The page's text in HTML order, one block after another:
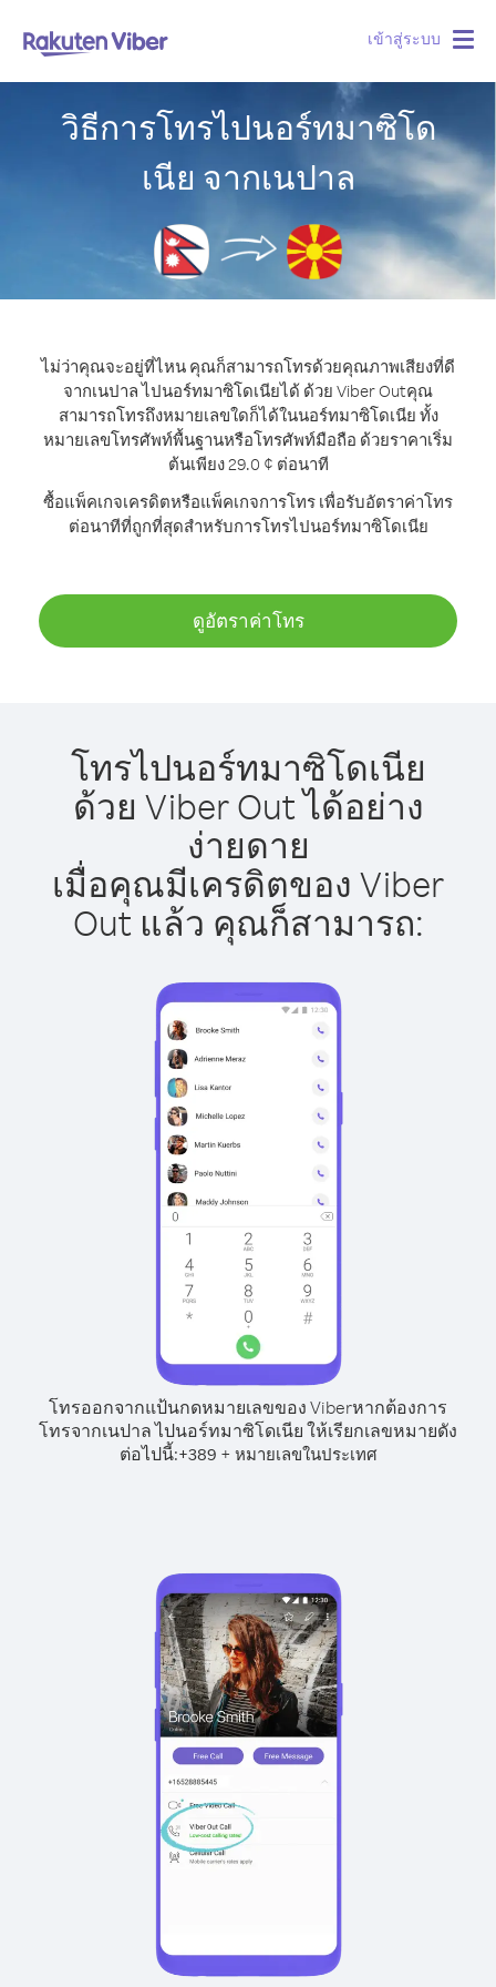
เข้าสู่ระบบ
วิธีการโทรไปนอร์ทมาซิโด
เนีย จากเนปาล
ไม่ว่าคุณจะอยู่ที่ไหน คุณก็สามารถโทรด้วยคุณภาพเสียงที่ดี
จากเนปาล ไปนอร์ทมาซิโดเนียได้ ด้วย Viber Outคุณ
สามารถโทรถึงหมายเลขใดก็ได้ในนอร์ทมาซิโดเนีย ทั้ง
หมายเลขโทรศัพท์พื้นฐานหรือโทรศัพท์มือถือ ด้วยราคาเริ่ม
ต้นเพียง 29.0 ¢ ต่อนาที
ซื้อแพ็คเกจเครดิตหรือแพ็คเกจการโทร เพื่อรับอัตราค่าโทร
ต่อนาทีที่ถูกที่สุดสำหรับการโทรไปนอร์ทมาซิโดเนีย
ดูอัตราค่าโทร
โทรไปนอร์ทมาซิโดเนีย
ด้วย Viber Out ได้อย่าง
ง่ายดาย
เมื่อคุณมีเครดิตของ Viber
Out แล้ว คุณก็สามารถ:
โทรออกจากแป้นกดหมายเลขของ Viberหากต้องการ
โทรจากเนปาล ไปนอร์ทมาซิโดเนีย ให้เรียกเลขหมายดัง
ต่อไปนี้:+389 + หมายเลขในประเทศ